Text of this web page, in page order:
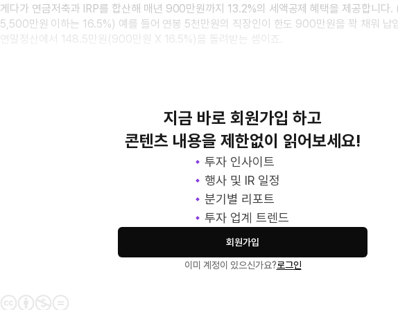
게다가 연금저축과 IRP를 합산해 매년 900만원까지 13.2%의 세액공제 혜택을 제공합니다.
5,500만원 이하는 16.5%) 예를 들어 연봉 5천만원의 직장인이 한도 900만원을 꽉 채워 납
연말정산에서 148.5만원(900만원 X 16.5%)을 돌려받는 셈이죠.
지금 바로 회원가입 하고
콘텐츠 내용을 제한없이 읽어보세요!
투자 인사이트
행사 및 IR 일정
분기별 리포트
투자 업계 트렌드
회원가입
이미 계정이 있으신가요?로그인